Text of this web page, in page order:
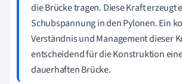
die Brücke tragen. Diese Kraft erzeugt
Schubspannung in den Pylonen. Ein
Verständnis und Management dieser
entscheidend für die Konstruktion
dauerhaften Brücke.